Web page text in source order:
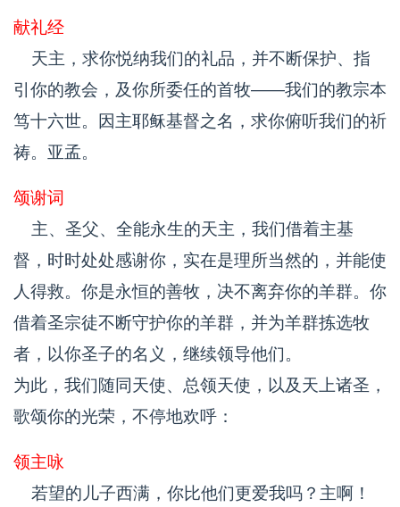
献礼经
天主，求你悦纳我们的礼品，并不断保护、指
引你的教会，及你所委任的首牧——我们的教宗本
笃十六世。因主耶稣基督之名，求你俯听我们的祈
祷。亚孟。
颂谢词
主、圣父、全能永生的天主，我们借着主基
督，时时处处感谢你，实在是理所当然的，并能使
人得救。你是永恒的善牧，决不离弃你的羊群。你
借着圣宗徒不断守护你的羊群，并为羊群拣选牧
者，以你圣子的名义，继续领导他们。
为此，我们随同天使、总领天使，以及天上诸圣，
歌颂你的光荣，不停地欢呼：
领主咏
若望的儿子西满，你比他们更爱我吗？主啊！